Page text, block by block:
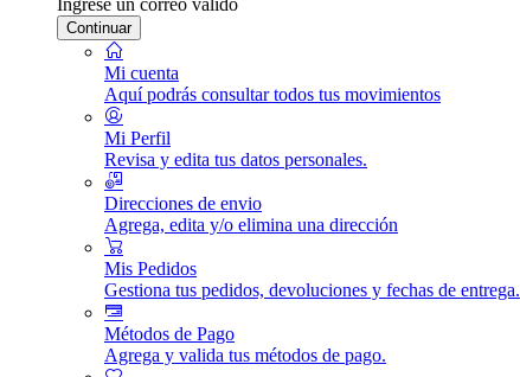
Continuar
Mi cuenta
Aquí podrás consultar todos tus movimientos
Mi Perfil
Revisa y edita tus datos personales.
Direcciones de envio
Agrega, edita y/o elimina una dirección
Mis Pedidos
Gestiona tus pedidos, devoluciones y fechas de entrega.
Métodos de Pago
Agrega y valida tus métodos de pago.